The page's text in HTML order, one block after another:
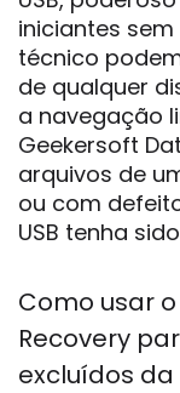
iniciantes
técnico
de qualquer
a navegação
Geekersoft
arquivos de
ou com
USB tenha
Como usar
Recovery
excluídos da